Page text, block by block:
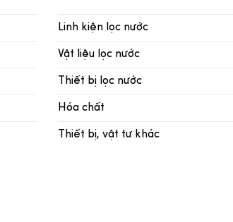
Linh kiện lọc nước
Vật liệu lọc nước
Thiết bị lọc nước
Hóa chất
Thiết bị, vật tư khác